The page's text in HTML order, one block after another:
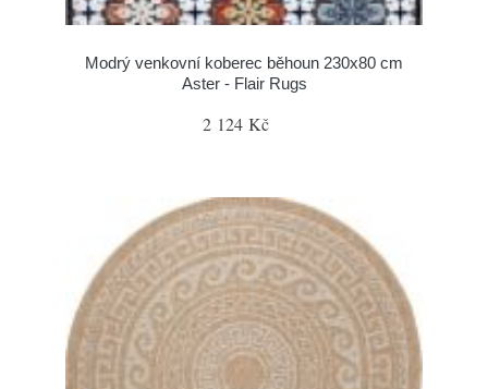
Modrý venkovní koberec běhoun 230x80 cm
Aster - Flair Rugs
2 124 Kč